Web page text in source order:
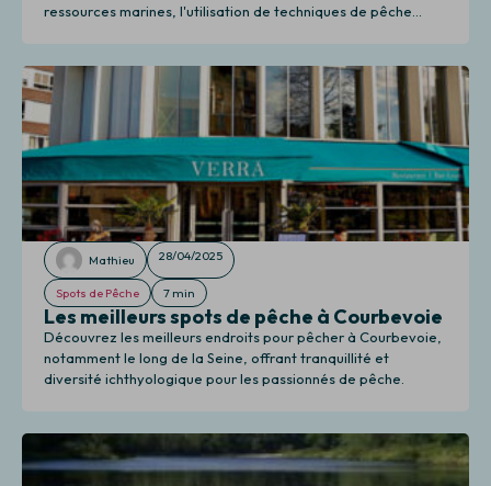
ressources marines, l'utilisation de techniques de pêche
durabilité des stocks et des écosystèmes marins.
Mathieu 28/04/2025
Spots de Pêche 7 min
Les meilleurs spots de pêche à Courbevoie
Découvrez les meilleurs endroits pour pêcher à Courbevoie,
notamment le long de la Seine, offrant tranquillité et
diversité ichthyologique pour les passionnés de pêche.